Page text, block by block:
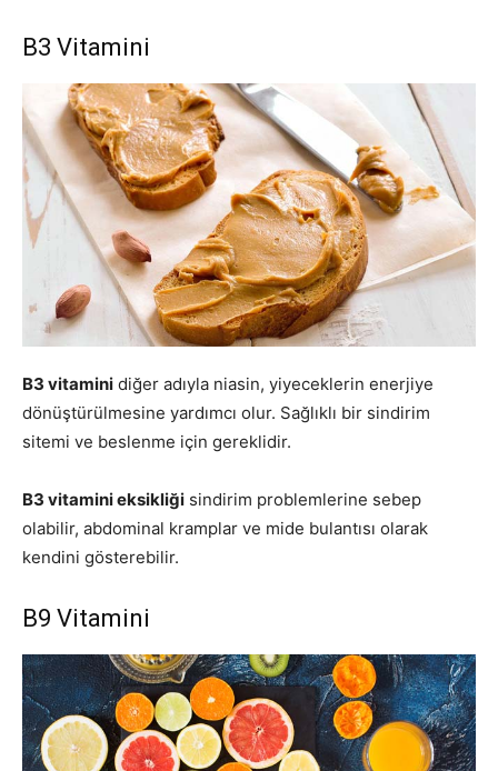
B3 Vitamini
B3 vitamini diğer adıyla niasin, yiyeceklerin enerjiye
dönüştürülmesine yardımcı olur. Sağlıklı bir sindirim
sitemi ve beslenme için gereklidir.
B3 vitamini eksikliği sindirim problemlerine sebep
olabilir, abdominal kramplar ve mide bulantısı olarak
kendini gösterebilir.
B9 Vitamini